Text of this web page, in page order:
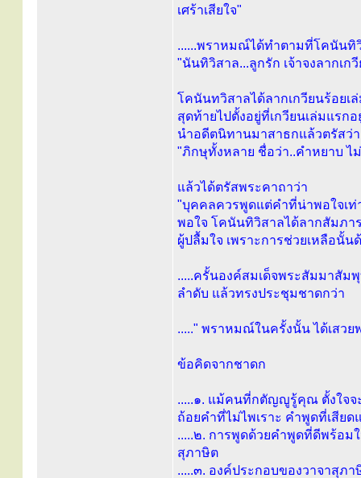
เศร้าเสียใจ"
......พราหมณ์ได้ทำตามที่โคนันทิ
"นันทิวิสาล...ลูกรัก เจ้าจงลากเก
โคนันทวิสาลได้ลากเกวียนร้อยเ
สุดท้ายไปตั้งอยู่ที่เกวียนเล่มแร
นำอดีตนิทานมาสาธกแล้วตรัสว่า
"ภิกษุทั้งหลาย ชื่อว่า..คำหยาบ ไ
แล้วได้ตรัสพระคาถาว่า
"บุคคลควรพูดแต่คำที่น่าพอใจเ
พอใจ โคนันทิวิสาลได้ลากสัมภา
ผู้ปลื้มใจ เพราะการช่วยเหลือนั้น
.....ครั้นองค์สมเด็จพระสัมมาสัม
ลำดับ แล้วทรงประชุมชาดกว่า
....." พราหมณ์ในครั้งนั้น ได้เสว
ข้อคิดจากชาดก
.....๑. แม้คนที่กตัญญูรู้คุณ ตั้งใจจ
ถ้อยคำที่ไม่ไพเราะ คำพูดที่เสีย
.....๒. การพูดด้วยคำพูดที่ดีพร้อม
สุภาษิต
.....๓. องค์ประกอบของวาจาสุภา